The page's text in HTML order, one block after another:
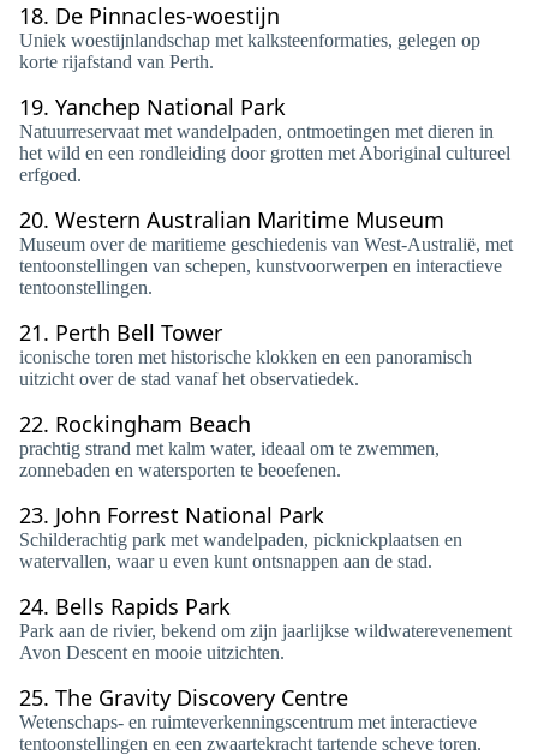
18. De Pinnacles-woestijn
Uniek woestijnlandschap met kalksteenformaties, gelegen op
korte rijafstand van Perth.
19. Yanchep National Park
Natuurreservaat met wandelpaden, ontmoetingen met dieren in
het wild en een rondleiding door grotten met Aboriginal cultureel
erfgoed.
20. Western Australian Maritime Museum
Museum over de maritieme geschiedenis van West-Australië, met
tentoonstellingen van schepen, kunstvoorwerpen en interactieve
tentoonstellingen.
21. Perth Bell Tower
iconische toren met historische klokken en een panoramisch
uitzicht over de stad vanaf het observatiedek.
22. Rockingham Beach
prachtig strand met kalm water, ideaal om te zwemmen,
zonnebaden en watersporten te beoefenen.
23. John Forrest National Park
Schilderachtig park met wandelpaden, picknickplaatsen en
watervallen, waar u even kunt ontsnappen aan de stad.
24. Bells Rapids Park
Park aan de rivier, bekend om zijn jaarlijkse wildwaterevenement
Avon Descent en mooie uitzichten.
25. The Gravity Discovery Centre
Wetenschaps- en ruimteverkenningscentrum met interactieve
tentoonstellingen en een zwaartekracht tartende scheve toren.